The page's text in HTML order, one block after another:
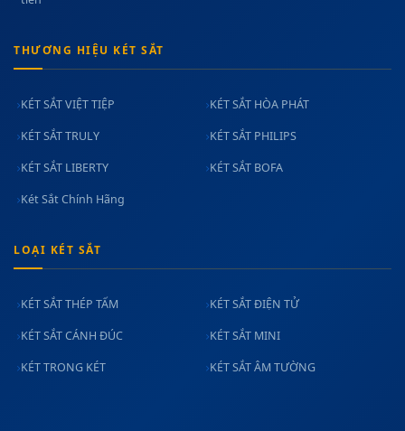
THƯƠNG HIỆU KÉT SẮT
KÉT SẮT VIỆT TIỆP KÉT SẮT HÒA PHÁT
KÉT SẮT TRULY KÉT SẮT PHILIPS
KÉT SẮT LIBERTY KÉT SẮT BOFA
Két Sắt Chính Hãng
LOẠI KÉT SẮT
KÉT SẮT THÉP TẤM KÉT SẮT ĐIỆN TỬ
KÉT SẮT CÁNH ĐÚC KÉT SẮT MINI
KÉT TRONG KÉT KÉT SẮT ÂM TƯỜNG